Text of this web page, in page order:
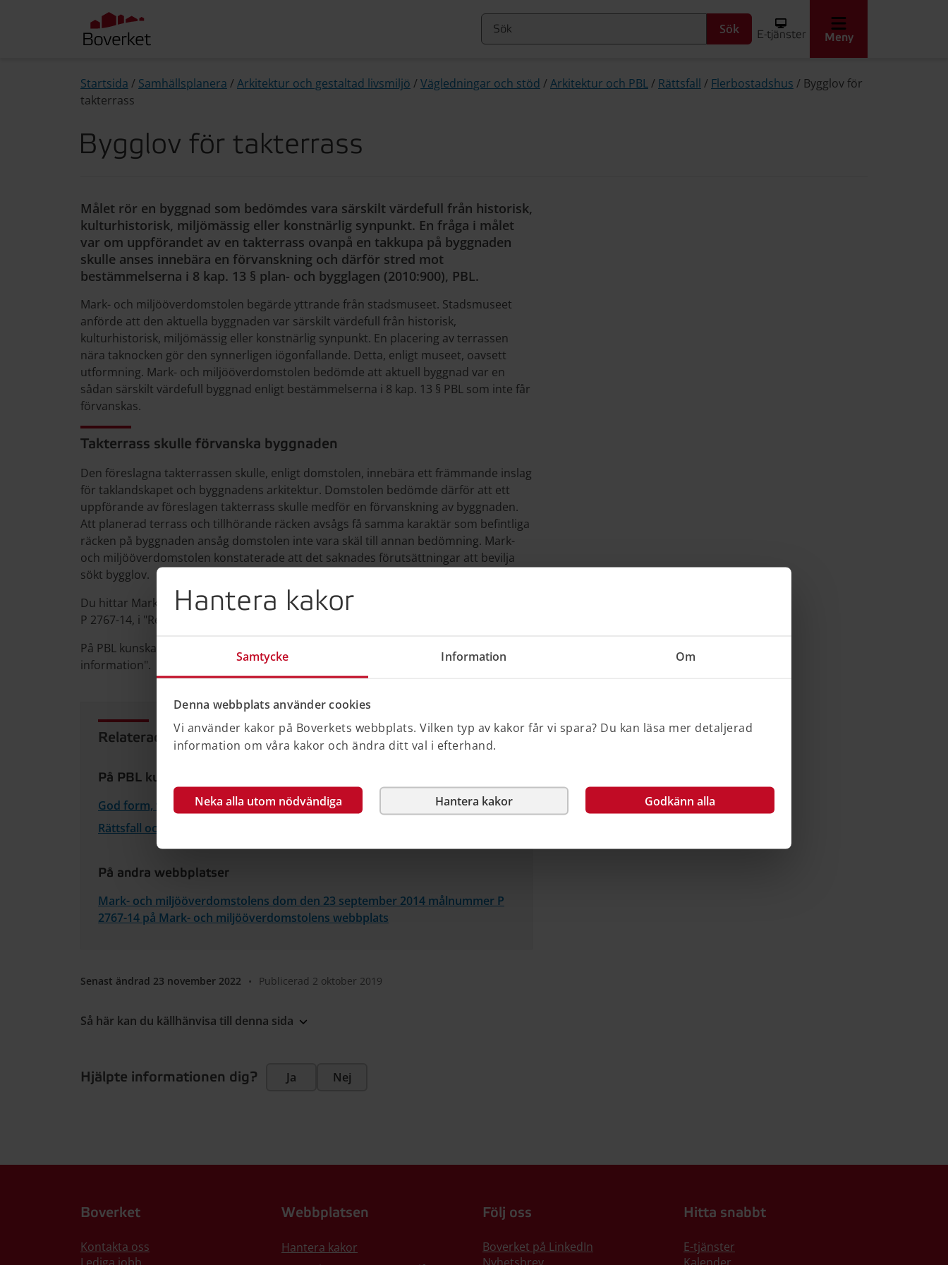
Hantera kakor
Samtycke Information Om
Denna webbplats använder cookies
Vi använder kakor på Boverkets webbplats. Vilken typ av kakor får vi spara? Du kan läsa mer detaljerad
information om våra kakor och ändra ditt val i efterhand.
Neka alla utom nödvändiga Hantera kakor Godkänn alla
Sök E-tjänster Meny
Startsida / Samhällsplanera /Arkitektur och gestaltad livsmiljö /Vägledningar och stöd /Arkitektur och PBL/ Rättsfall / Flerbostadshus / Bygglov för
takterrass
Bygglov för takterrass
Målet rör en byggnad som bedömdes vara särskilt värdefull från historisk,
kulturhistorisk, miljömässig eller konstnärlig synpunkt. En fråga i målet
var om uppförandet av en takterrass ovanpå en takkupa på byggnaden
skulle anses innebära en förvanskning och därför stred mot
bestämmelserna i 8 kap. 13 § plan- och bygglagen (2010:900), PBL.
Mark- och miljööverdomstolen begärde yttrande från stadsmuseet. Stadsmuseet
anförde att den aktuella byggnaden var särskilt värdefull från historisk,
kulturhistorisk, miljömässig eller konstnärlig synpunkt. En placering av terrassen
nära taknocken gör den synnerligen iögonfallande. Detta, enligt museet, oavsett
utformning. Mark- och miljööverdomstolen bedömde att aktuell byggnad var en
sådan särskilt värdefull byggnad enligt bestämmelserna i 8 kap. 13 § PBL som inte får
förvanskas.
Takterrass skulle förvanska byggnaden
Den föreslagna takterrassen skulle, enligt domstolen, innebära ett främmande inslag
för taklandskapet och byggnadens arkitektur. Domstolen bedömde därför att ett
uppförande av föreslagen takterrass skulle medför en förvanskning av byggnaden.
Att planerad terrass och tillhörande räcken avsågs få samma karaktär som befintliga
räcken på byggnaden ansåg domstolen inte vara skäl till annan bedömning. Mark-
och miljööverdomstolen konstaterade att det saknades förutsättningar att bevilja
sökt bygglov.
Du hittar Mark- och miljööverdomstolens dom den 23 september 2014 målnummer
P 2767-14, i "Relaterad information".
På PBL kunskapsbanken kan du läsa mer om rättsfall. Du hittar länken i "Relaterad
information".
Relaterad information
På PBL kunskapsbanken
God form, färg och materialverkan
Rättsfall och kulturvärden
På andra webbplatser
Mark- och miljööverdomstolens dom den 23 september 2014 målnummer P
2767-14 på Mark- och miljööverdomstolens webbplats
Senast ändrad 23 november 2022 • Publicerad 2 oktober 2019
Så här kan du källhänvisa till denna sida
Hjälpte informationen dig? Ja Nej
Boverket
Kontakta oss
Webbplatsen
Hantera kakor
Följ oss
Boverket på LinkedIn
Hitta snabbt
E-tjänster